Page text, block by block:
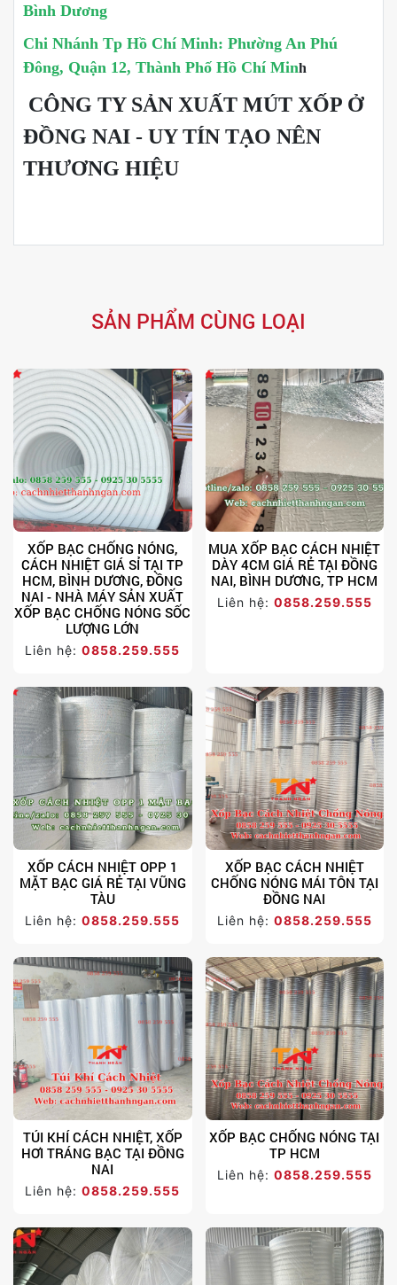
Bình Dương
Chi Nhánh Tp Hồ Chí Minh: Phường An Phú
Đông, Quận 12, Thành Phố Hồ Chí Minh
CÔNG TY SẢN XUẤT MÚT XỐP Ở
ĐỒNG NAI - UY TÍN TẠO NÊN
THƯƠNG HIỆU
SẢN PHẨM CÙNG LOẠI
XỐP BẠC CHỐNG NÓNG,
CÁCH NHIỆT GIÁ SỈ TẠI TP
HCM, BÌNH DƯƠNG, ĐỒNG
NAI - NHÀ MÁY SẢN XUẤT
XỐP BẠC CHỐNG NÓNG SỐC
LƯỢNG LỚN
Liên hệ:0858.259.555
MUA XỐP BẠC CÁCH NHIỆT
DÀY 4CM GIÁ RẺ TẠI ĐỒNG
NAI, BÌNH DƯƠNG, TP HCM
Liên hệ: 0858.259.555
XỐP CÁCH NHIỆT OPP 1
MẶT BẠC GIÁ RẺ TẠI VŨNG
TÀU
Liên hệ:0858.259.555
XỐP BẠC CÁCH NHIỆT
CHỐNG NÓNG MÁI TÔN TẠI
ĐỒNG NAI
Liên hệ: 0858.259.555
TÚI KHÍ CÁCH NHIỆT, XỐP
HƠI TRÁNG BẠC TẠI ĐỒNG
NAI
Liên hệ:0858.259.555
XỐP BẠC CHỐNG NÓNG TẠI
TP HCM
Liên hệ: 0858.259.555